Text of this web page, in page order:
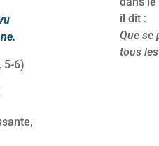
5-6)
il dit :
Que se
tous